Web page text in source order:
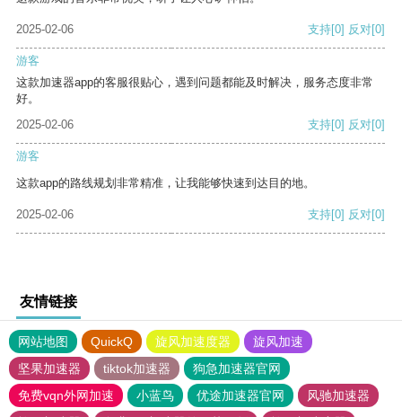
2025-02-06 支持[0] 反对[0]
游客
这款加速器app的客服很贴心，遇到问题都能及时解决，服务态度非常
好。
2025-02-06
支持[0] 反对[0]
游客
这款app的路线规划非常精准，让我能够快速到达目的地。
2025-02-06 支持[0] 反对[0]
友情链接
网站地图 QuickQ 旋风加速度器
旋风加速
坚果加速器
tiktok加速器
狗急加速器官网
免费vqn外网加速
小蓝鸟 优途加速器官网
风驰加速器